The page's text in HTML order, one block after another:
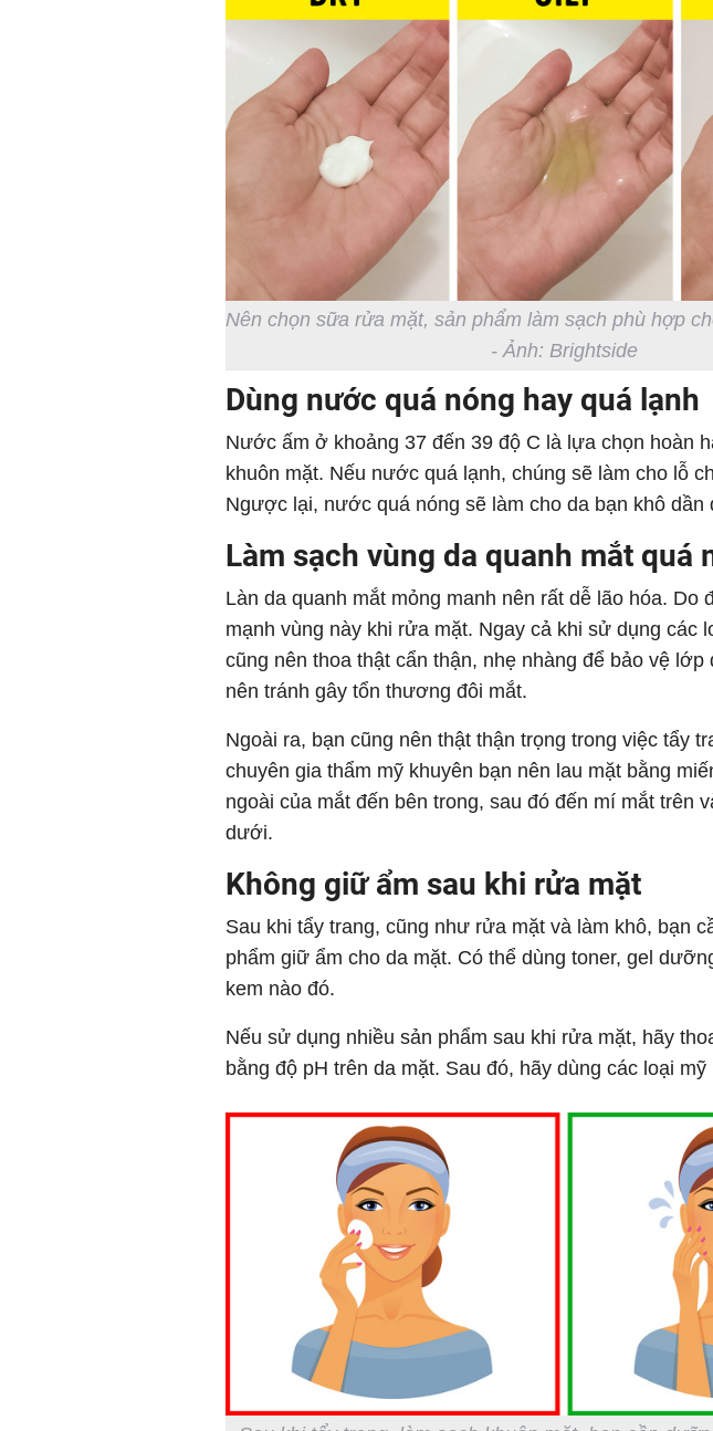
Nên chọn sữa rửa mặt, sản phẩm làm sạch phù hợp
- Ảnh: Brightside
Dùng nước quá nóng hay quá lạnh
Nước ấm ở khoảng 37 đến 39 độ C là lựa chọn hoàn
khuôn mặt. Nếu nước quá lạnh, chúng sẽ làm cho lỗ
Ngược lại, nước quá nóng sẽ làm cho da bạn khô dần
Làm sạch vùng da quanh mắt quá
Làn da quanh mắt mỏng manh nên rất dễ lão hóa. Do
mạnh vùng này khi rửa mặt. Ngay cả khi sử dụng các
cũng nên thoa thật cẩn thận, nhẹ nhàng để bảo vệ lớp
nên tránh gây tổn thương đôi mắt.
Ngoài ra, bạn cũng nên thật thận trọng trong việc tẩy
chuyên gia thẩm mỹ khuyên bạn nên lau mặt bằng
ngoài của mắt đến bên trong, sau đó đến mí mắt trên
dưới.
Không giữ ẩm sau khi rửa mặt
Sau khi tẩy trang, cũng như rửa mặt và làm khô, bạn
phẩm giữ ẩm cho da mặt. Có thể dùng toner, gel
kem nào đó.
Nếu sử dụng nhiều sản phẩm sau khi rửa mặt, hãy
bằng độ pH trên da mặt. Sau đó, hãy dùng các loại mỹ